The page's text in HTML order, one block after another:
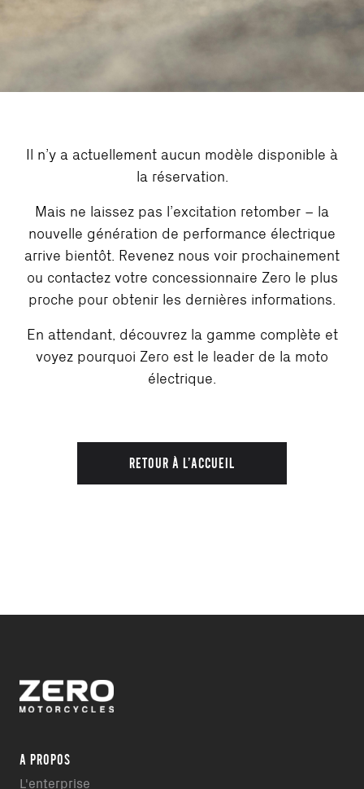
Il n’y a actuellement aucun modèle disponible à
la réservation.
Mais ne laissez pas l’excitation retomber – la
nouvelle génération de performance électrique
arrive bientôt. Revenez nous voir prochainement
ou contactez votre concessionnaire Zero le plus
proche pour obtenir les dernières informations.
En attendant, découvrez la gamme complète et
voyez pourquoi Zero est le leader de la moto
électrique.
RETOUR À L’ACCUEIL
A PROPOS
L'enterprise